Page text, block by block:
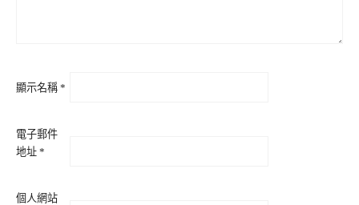
顯示名稱 *
電子郵件
地址 *
個人網站